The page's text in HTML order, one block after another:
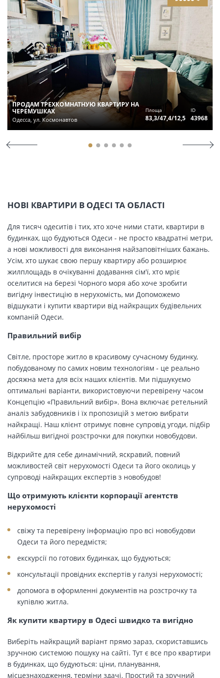
ПРОДАМ ТРЕХКОМНАТНУЮ КВАРТИРУ НА
ЧЕРЕМУШКАХ
Одесса, ул. Космонавтов
Площа
83,3/47,4/12,5
ID
43968
НОВІ КВАРТИРИ В ОДЕСІ ТА ОБЛАСТІ
Для тисяч одеситів і тих, хто хоче ними стати, квартири в
будинках, що будуються Одеси - не просто квадратні метри,
а нові можливості для виконання найзаповітніших бажань.
Усім, хто шукає свою першу квартиру або розширює
жилплощадь в очікуванні додавання сім'ї, хто мріє
оселитися на березі Чорного моря або хоче зробити
вигідну інвестицію в нерухомість, ми Допоможемо
відшукати і купити квартири від найкращих будівельних
компаній Одеси.
Правильний вибір
Світле, просторе житло в красивому сучасному будинку,
побудованому по самих новим технологіям - це реально
досяжна мета для всіх наших клієнтів. Ми підшукуємо
оптимальні варіанти, використовуючи перевірену часом
Концепцію «Правильний вибір». Вона включає ретельний
аналіз забудовників і їх пропозицій з метою вибрати
найкращі. Наш клієнт отримує повне супровід угоди, підбір
найбільш вигідної розстрочки для покупки новобудови.
Відкрийте для себе динамічний, яскравий, повний
можливостей світ нерухомості Одеси та його околиць у
супроводі найкращих експертів з новобудов!
Що отримують клієнти корпорації агентств
нерухомості
свіжу та перевірену інформацію про всі новобудови
Одеси та його передмістя;
екскурсії по готових будинках, що будуються;
консультації провідних експертів у галузі нерухомості;
допомога в оформленні документів на розстрочку та
купівлю житла.
Як купити квартиру в Одесі швидко та вигідно
Виберіть найкращий варіант прямо зараз, скориставшись
зручною системою пошуку на сайті. Тут є все про квартири
в будинках, що будуються: ціни, планування,
місцезнаходження, терміни здачі. Простий та зручний